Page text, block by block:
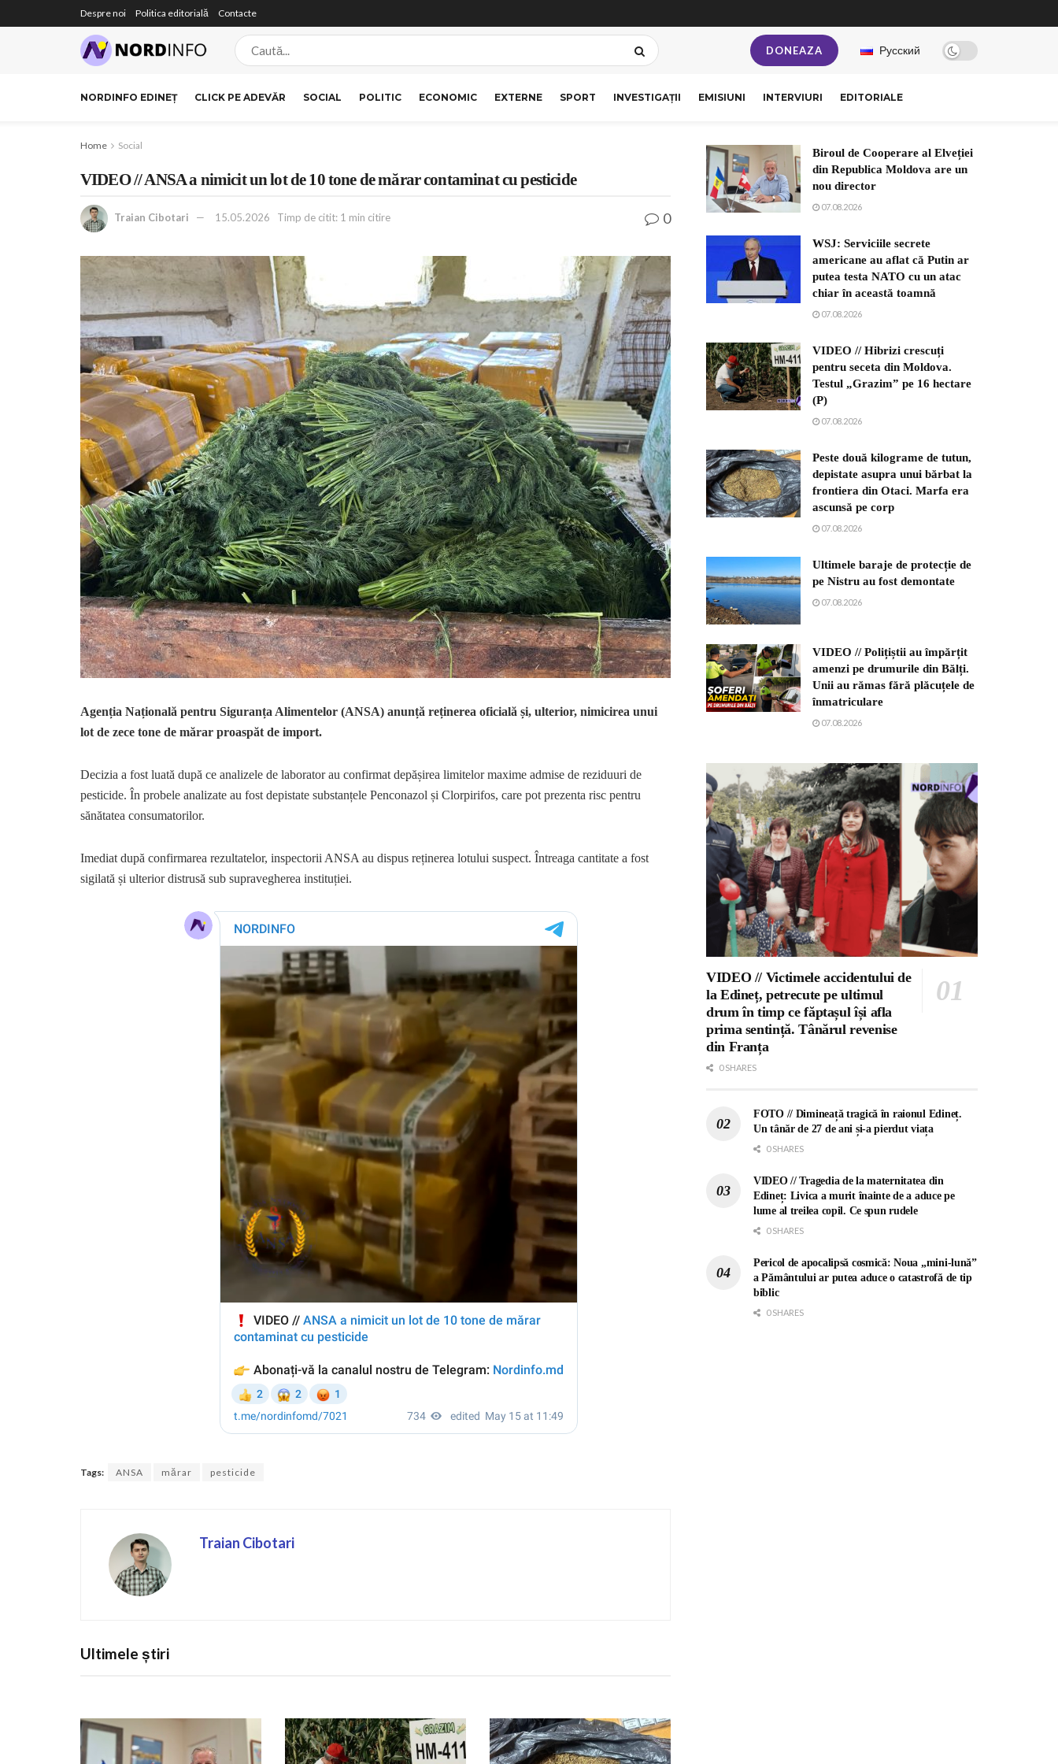
Despre noi Politica editorială Contacte
DONEAZA Русский
NORDINFO EDINEȚ CLICK PE ADEVĂR SOCIAL POLITIC ECONOMIC EXTERNE SPORT INVESTIGAȚII EMISIUNI INTERVIURI EDITORIALE
Home Social
VIDEO // ANSA a nimicit un lot de 10 tone de mărar contaminat cu pesticide
Traian Cibotari 15.05.2026 Timp de citit: 1 min citire 0
Agenția Națională pentru Siguranța Alimentelor (ANSA) anunță reținerea oficială și, ulterior, nimicirea unui
lot de zece tone de mărar proaspăt de import.
Decizia a fost luată după ce analizele de laborator au confirmat depășirea limitelor maxime admise de reziduuri de
pesticide. În probele analizate au fost depistate substanțele Penconazol și Clorpirifos, care pot prezenta risc pentru
sănătatea consumatorilor.
Imediat după confirmarea rezultatelor, inspectorii ANSA au dispus reținerea lotului suspect. Întreaga cantitate a fost
sigilată și ulterior distrusă sub supravegherea instituției.
Tags: ANSA mărar pesticide
Traian Cibotari
Ultimele știri
Biroul de Cooperare al Elveției
din Republica Moldova are un
nou director
07.08.2026
WSJ: Serviciile secrete
americane au aflat că Putin ar
putea testa NATO cu un atac
chiar în această toamnă
07.08.2026
VIDEO // Hibrizi crescuți
pentru seceta din Moldova.
Testul „Grazim” pe 16 hectare
(P)
07.08.2026
Peste două kilograme de tutun,
depistate asupra unui bărbat la
frontiera din Otaci. Marfa era
ascunsă pe corp
07.08.2026
Ultimele baraje de protecție de
pe Nistru au fost demontate
07.08.2026
VIDEO // Polițiștii au împărțit
amenzi pe drumurile din Bălți.
Unii au rămas fără plăcuțele de
înmatriculare
07.08.2026
VIDEO // Victimele accidentului de
la Edineț, petrecute pe ultimul
drum în timp ce făptașul își afla
prima sentință. Tânărul revenise
din Franța
0 SHARES
FOTO // Dimineață tragică în raionul Edineț.
Un tânăr de 27 de ani și-a pierdut viața
0 SHARES
VIDEO // Tragedia de la maternitatea din
Edineț: Livica a murit înainte de a aduce pe
lume al treilea copil. Ce spun rudele
0 SHARES
Pericol de apocalipsă cosmică: Noua „mini-lună”
a Pământului ar putea aduce o catastrofă de tip
biblic
0 SHARES